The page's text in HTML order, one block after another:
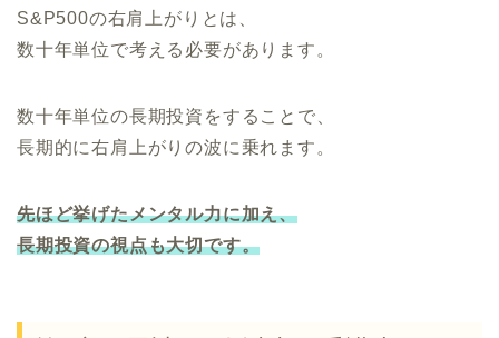
S&P500の右肩上がりとは、
数十年単位で考える必要があります。
数十年単位の長期投資をすることで、
長期的に右肩上がりの波に乗れます。
先ほど挙げたメンタル力に加え、
長期投資の視点も大切です。